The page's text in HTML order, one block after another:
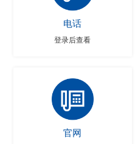
电话
登录后查看
官网